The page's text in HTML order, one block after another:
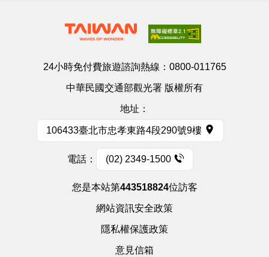
24小時免付費旅遊諮詢熱線： 0800-011765
中華民國交通部觀光署 版權所有
地址：
106433臺北市忠孝東路4段290號9樓
電話： (02) 2349-1500
您是本站第443518824位訪客
網站資訊安全政策
隱私權保護政策
意見信箱